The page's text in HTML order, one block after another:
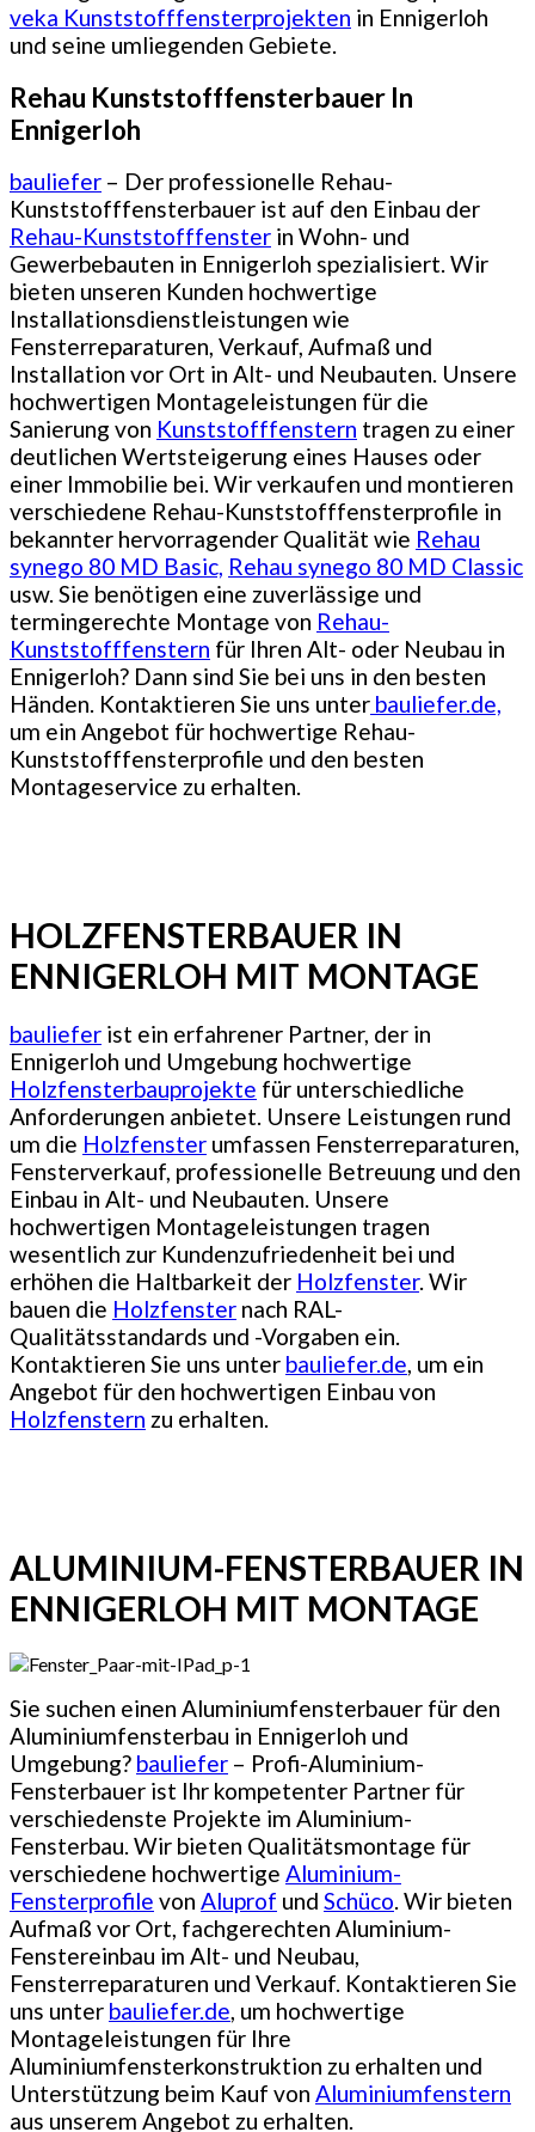
veka Kunststofffensterprojekten in Ennigerloh
und seine umliegenden Gebiete.
Rehau Kunststofffensterbauer In
Ennigerloh
bauliefer – Der professionelle Rehau-
Kunststofffensterbauer ist auf den Einbau der
Rehau-Kunststofffenster in Wohn- und
Gewerbebauten in Ennigerloh spezialisiert. Wir
bieten unseren Kunden hochwertige
Installationsdienstleistungen wie
Fensterreparaturen, Verkauf, Aufmaß und
Installation vor Ort in Alt- und Neubauten. Unsere
hochwertigen Montageleistungen für die
Sanierung von Kunststofffenstern tragen zu einer
deutlichen Wertsteigerung eines Hauses oder
einer Immobilie bei. Wir verkaufen und montieren
verschiedene Rehau-Kunststofffensterprofile in
bekannter hervorragender Qualität wie Rehau
synego 80 MD Basic, Rehau synego 80 MD Classic
usw. Sie benötigen eine zuverlässige und
termingerechte Montage von Rehau-
Kunststofffenstern für Ihren Alt- oder Neubau in
Ennigerloh? Dann sind Sie bei uns in den besten
Händen. Kontaktieren Sie uns unter bauliefer.de,
um ein Angebot für hochwertige Rehau-
Kunststofffensterprofile und den besten
Montageservice zu erhalten.
HOLZFENSTERBAUER IN
ENNIGERLOH MIT MONTAGE
bauliefer ist ein erfahrener Partner, der in
Ennigerloh und Umgebung hochwertige
Holzfensterbauprojekte für unterschiedliche
Anforderungen anbietet. Unsere Leistungen rund
um die Holzfenster umfassen Fensterreparaturen,
Fensterverkauf, professionelle Betreuung und den
Einbau in Alt- und Neubauten. Unsere
hochwertigen Montageleistungen tragen
wesentlich zur Kundenzufriedenheit bei und
erhöhen die Haltbarkeit der Holzfenster. Wir
bauen die Holzfenster nach RAL-
Qualitätsstandards und -Vorgaben ein.
Kontaktieren Sie uns unter bauliefer.de, um ein
Angebot für den hochwertigen Einbau von
Holzfenstern zu erhalten.
ALUMINIUM-FENSTERBAUER IN
ENNIGERLOH MIT MONTAGE
Sie suchen einen Aluminiumfensterbauer für den
Aluminiumfensterbau in Ennigerloh und
Umgebung? bauliefer – Profi-Aluminium-
Fensterbauer ist Ihr kompetenter Partner für
verschiedenste Projekte im Aluminium-
Fensterbau. Wir bieten Qualitätsmontage für
verschiedene hochwertige Aluminium-
Fensterprofile von Aluprof und Schüco. Wir bieten
Aufmaß vor Ort, fachgerechten Aluminium-
Fenstereinbau im Alt- und Neubau,
Fensterreparaturen und Verkauf. Kontaktieren Sie
uns unter bauliefer.de, um hochwertige
Montageleistungen für Ihre
Aluminiumfensterkonstruktion zu erhalten und
Unterstützung beim Kauf von Aluminiumfenstern
aus unserem Angebot zu erhalten.